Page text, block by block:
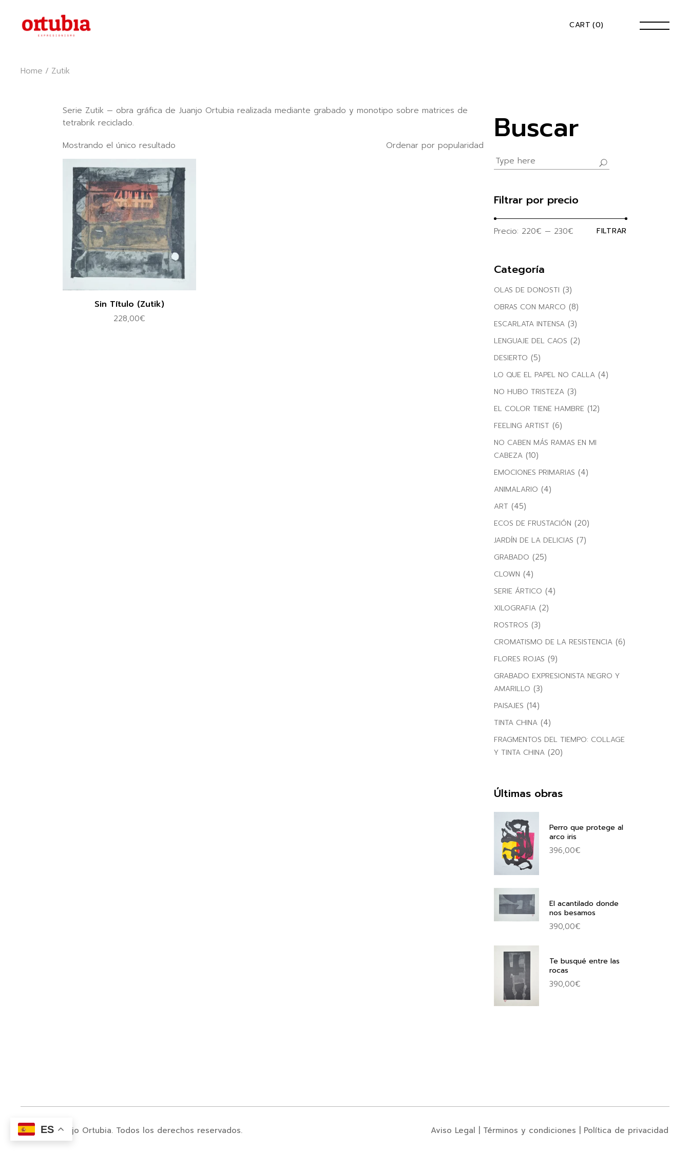
content CART (0)
Home Zutik
Serie Zutik — obra gráfica de Juanjo Ortubia realizada mediante grabado y monotipo sobre matrices de
tetrabrik reciclado.
Mostrando el único resultado
Ordenar por popularidad
Sin Título (Zutik)
228,00€
Buscar
Search
for:
Filtrar por precio
FILTRAR
Precio: 220€ — 230€
Categoría
OLAS DE DONOSTI (3)
OBRAS CON MARCO (8)
ESCARLATA INTENSA (3)
LENGUAJE DEL CAOS (2)
DESIERTO (5)
LO QUE EL PAPEL NO CALLA (4)
NO HUBO TRISTEZA (3)
EL COLOR TIENE HAMBRE (12)
FEELING ARTIST (6)
NO CABEN MÁS RAMAS EN MI
CABEZA (10)
EMOCIONES PRIMARIAS (4)
ANIMALARIO (4)
ART (45)
ECOS DE FRUSTACIÓN (20)
JARDÍN DE LA DELICIAS (7)
GRABADO (25)
CLOWN (4)
SERIE ÁRTICO (4)
XILOGRAFIA (2)
ROSTROS (3)
CROMATISMO DE LA RESISTENCIA (6)
FLORES ROJAS (9)
GRABADO EXPRESIONISTA NEGRO Y
AMARILLO (3)
PAISAJES (14)
TINTA CHINA (4)
FRAGMENTOS DEL TIEMPO: COLLAGE
Y TINTA CHINA (20)
Últimas obras
Perro que protege al
arco iris
396,00€
El acantilado donde
nos besamos
390,00€
Te busqué entre las
rocas
390,00€
© 2024. Juanjo Ortubia. Todos los derechos reservados. Aviso Legal Términos y condiciones Política de privacidad
ES